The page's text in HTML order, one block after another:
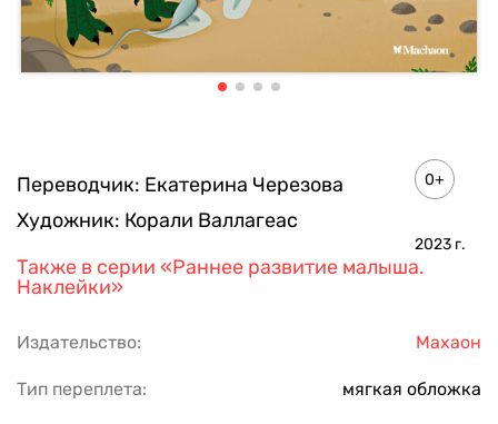
Переводчик: Екатерина Черезова
Художник: Корали Валлагеас
0+
2023 г.
Также в серии «Раннее развитие малыша.
Наклейки»
Издательство: Махаон
Тип переплета: мягкая обложка